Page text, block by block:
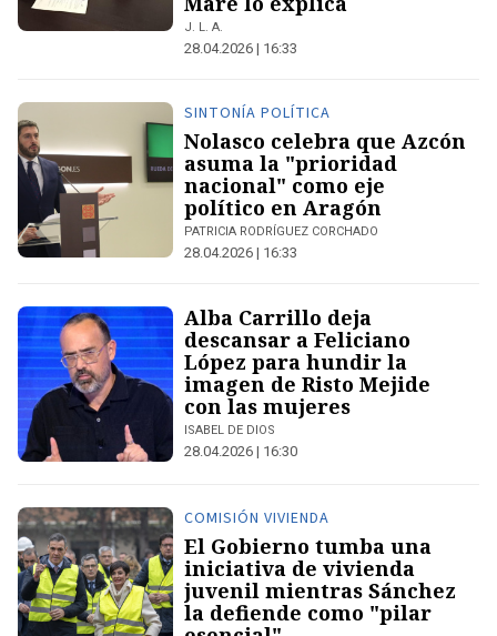
J. L. A.
28.04.2026 | 16:33
SINTONÍA POLÍTICA
Nolasco celebra que Azcón
asuma la "prioridad
nacional" como eje
político en Aragón
PATRICIA RODRÍGUEZ CORCHADO
28.04.2026 | 16:33
Alba Carrillo deja
descansar a Feliciano
López para hundir la
imagen de Risto Mejide
con las mujeres
ISABEL DE DIOS
28.04.2026 | 16:30
COMISIÓN VIVIENDA
El Gobierno tumba una
iniciativa de vivienda
juvenil mientras Sánchez
la defiende como "pilar